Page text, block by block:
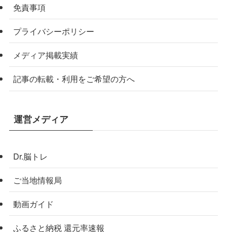
免責事項
プライバシーポリシー
メディア掲載実績
記事の転載・利用をご希望の方へ
運営メディア
Dr.脳トレ
ご当地情報局
動画ガイド
ふるさと納税 還元率速報